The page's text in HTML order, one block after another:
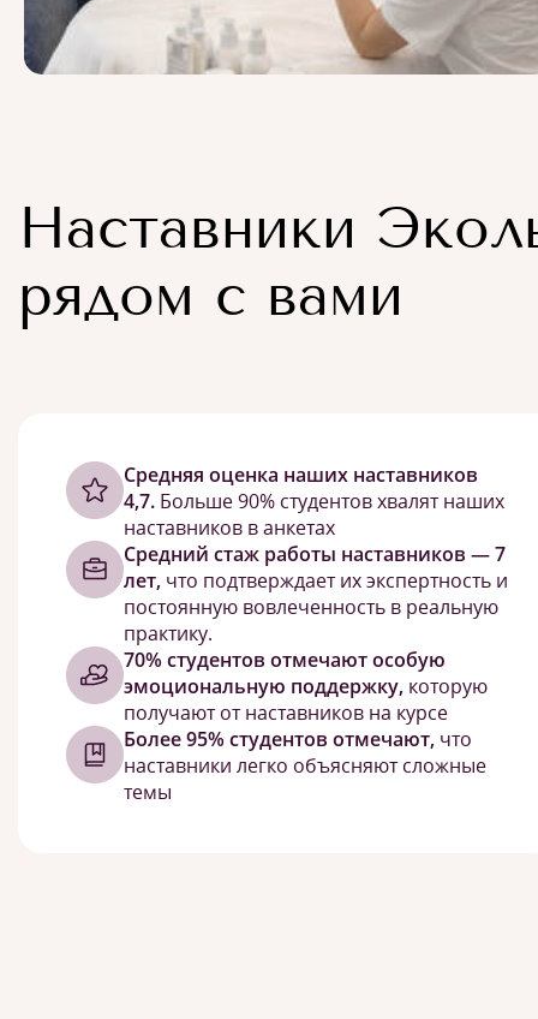
Наставники
рядом с вами
Cредняя оценка наших наставников
4,7. Больше 90% студентов хвалят наших
наставников в анкетах
Средний стаж работы наставников — 7
лет, что подтверждает их экспертность и
постоянную вовлеченность в реальную
практику.
70% студентов отмечают особую
эмоциональную поддержку, которую
получают от наставников на курсе
Более 95% студентов отмечают, что
наставники легко объясняют сложные
темы